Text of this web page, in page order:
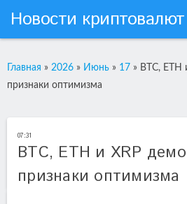
Новости криптовалют
Главная » 2026 » Июнь » 17 » BTC,
признаки оптимизма
07:31
BTC, ETH и XRP
признаки оптимизма